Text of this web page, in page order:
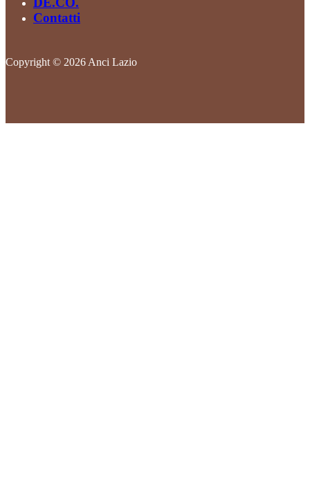
Contatti
Copyright © 2026 Anci Lazio